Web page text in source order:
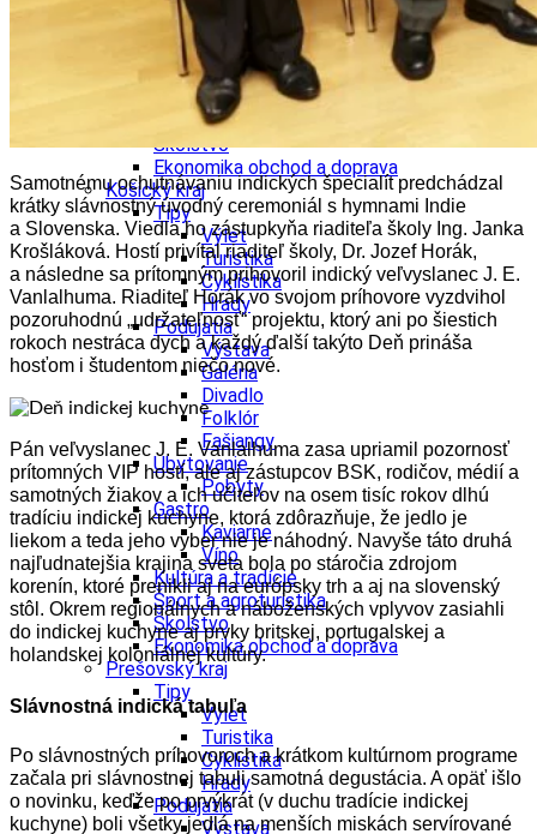
Gastro
Kaviarne
Kultúra a tradície
Kúpele
Šport a agroturistika
Školstvo
Ekonomika obchod a doprava
Košický kraj
Tipy
Výlet
Turistika
Cyklistika
Hrady
Podujatia
Výstava
Galéria
Divadlo
Folklór
Fašiangy
Ubytovanie
Pobyty
Gastro
Kaviarne
Víno
Kultúra a tradície
Šport a agroturistika
Školstvo
Ekonomika obchod a doprava
Prešovský kraj
Tipy
Výlet
Turistika
Cyklistika
Hrady
Podujatia
Výstava
Samotnému ochutnávaniu indických špecialít predchádzal
krátky slávnostný úvodný ceremoniál s hymnami Indie
a Slovenska. Viedla ho zástupkyňa riaditeľa školy Ing. Janka
Krošláková. Hostí privítal riaditeľ školy, Dr. Jozef Horák,
a následne sa prítomným prihovoril indický veľvyslanec J. E.
Vanlalhuma. Riaditeľ Horák vo svojom príhovore vyzdvihol
pozoruhodnú „udržateľnosť“ projektu, ktorý ani po šiestich
rokoch nestráca dych a každý ďalší takýto Deň prináša
hosťom i študentom niečo nové.
Pán veľvyslanec J. E. Vanlalhuma zasa upriamil pozornosť
prítomných VIP hostí, ale aj zástupcov BSK, rodičov, médií a
samotných žiakov a ich učiteľov na osem tisíc rokov dlhú
tradíciu indickej kuchyne, ktorá zdôrazňuje, že jedlo je
liekom a teda jeho výber nie je náhodný. Navyše táto druhá
najľudnatejšia krajina sveta bola po stáročia zdrojom
korenín, ktoré prenikli aj na európsky trh a aj na slovenský
stôl. Okrem regionálnych a náboženských vplyvov zasiahli
do indickej kuchyne aj prvky britskej, portugalskej a
holandskej koloniálnej kultúry.
Slávnostná indická tabuľa
Po slávnostných príhovoroch a krátkom kultúrnom programe
začala pri slávnostnej tabuli samotná degustácia. A opäť išlo
o novinku, keďže po prvýkrát (v duchu tradície indickej
kuchyne) boli všetky jedlá na menších miskách servírované